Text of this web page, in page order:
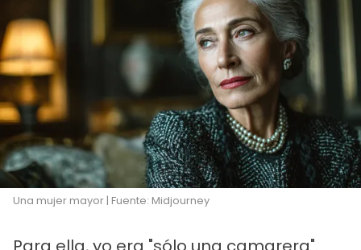
Una mujer mayor | Fuente: Midjourney